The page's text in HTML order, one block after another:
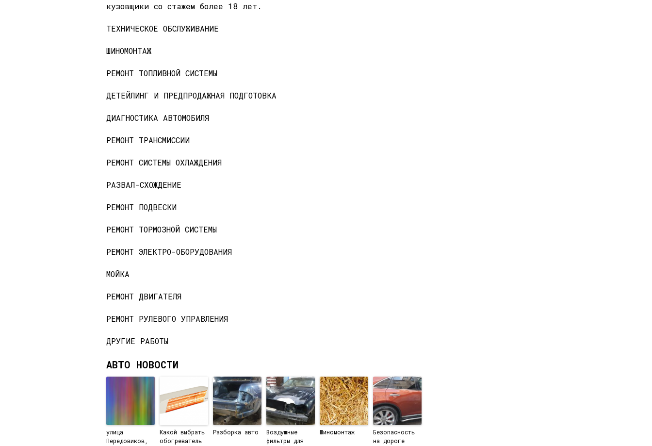
кузовщики со стажем более 18 лет.
ТЕХНИЧЕСКОЕ ОБСЛУЖИВАНИЕ
ШИНОМОНТАЖ
РЕМОНТ ТОПЛИВНОЙ СИСТЕМЫ
ДЕТЕЙЛИНГ И ПРЕДПРОДАЖНАЯ ПОДГОТОВКА
ДИАГНОСТИКА АВТОМОБИЛЯ
РЕМОНТ ТРАНСМИССИИ
РЕМОНТ СИСТЕМЫ ОХЛАЖДЕНИЯ
РАЗВАЛ-СХОЖДЕНИЕ
РЕМОНТ ПОДВЕСКИ
РЕМОНТ ТОРМОЗНОЙ СИСТЕМЫ
РЕМОНТ ЭЛЕКТРО-ОБОРУДОВАНИЯ
МОЙКА
РЕМОНТ ДВИГАТЕЛЯ
РЕМОНТ РУЛЕВОГО УПРАВЛЕНИЯ
ДРУГИЕ РАБОТЫ
АВТО НОВОСТИ
улица
Передовиков,
Какой выбрать
обогреватель
Разборка авто
Воздушные
фильтры для
Шиномонтаж
Безопасность
на дороге